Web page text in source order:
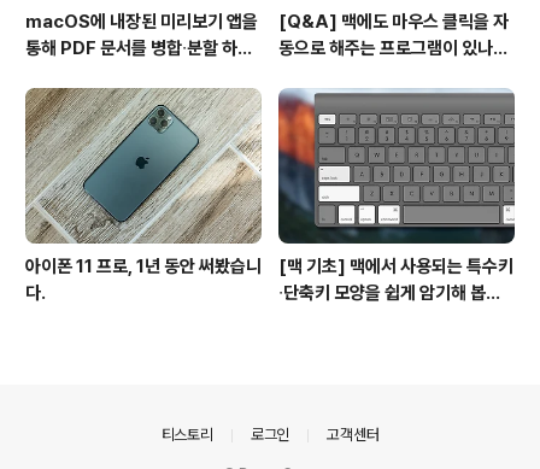
macOS에 내장된 미리보기 앱을
통해 PDF 문서를 병합∙분할 하는
[Q&A] 맥에도 마우스 클릭을 자
동으로 해주는 프로그램이 있나
아이폰 11 프로, 1년 동안 써봤습니
다.
[맥 기초] 맥에서 사용되는 특수키
∙단축키 모양을 쉽게 암기해 봅시
티스토리 로그인 고객센터